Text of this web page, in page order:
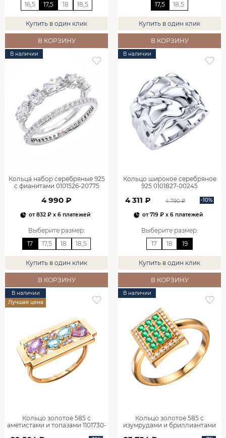
16,5
17,5 18 18,5
Купить в один клик
В КОРЗИНУ
17,5
18,5
Купить в один клик
В КОРЗИНУ
В наличии
Кольца набор серебряные 925
с фианитами 0101526-20775
4 990 ₽
от832 ₽ x 6 платежей
Выберите размер:
17
17,5 18 18,5
Купить в один клик
В КОРЗИНУ
В наличии
Кольцо широкое серебряное
925 0101827-00245
4 311 ₽ 4 790 ₽ -10%
от719 ₽ x 6 платежей
Выберите размер:
17
18 19
Купить в один клик
В КОРЗИНУ
В наличии
Лучшая цена
Кольцо золотое 585 с
аметистами и топазами 1101730-
В наличии
Кольцо золотое 585 с
изумрудами и бриллиантами